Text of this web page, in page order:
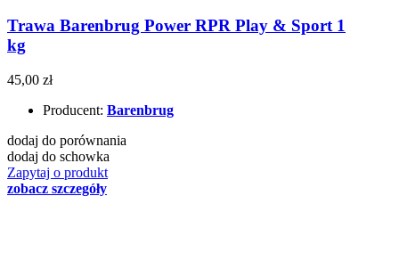
Trawa Barenbrug Power RPR Play & Sport 1
kg
45,00 zł
Producent: Barenbrug
dodaj do porównania
dodaj do schowka
Zapytaj o produkt
zobacz szczegóły